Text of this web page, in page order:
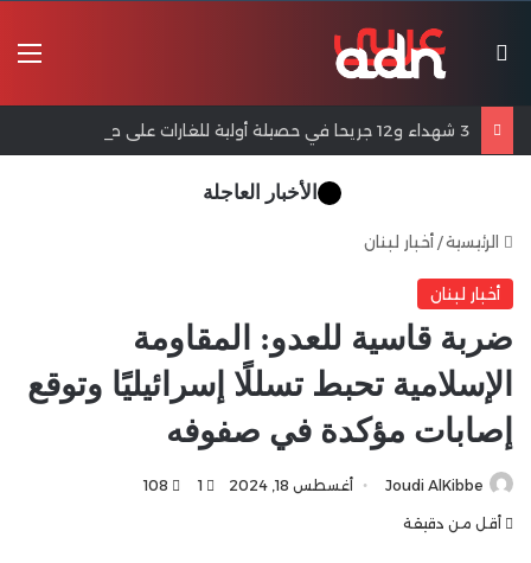
بحث عن
الأخبار العاجلة
الرئيسية/ أخبار لبنان
أخبار لبنان
ضربة قاسية للعدو: المقاومة
الإسلامية تحبط تسللًا إسرائيليًا وتوقع
إصابات مؤكدة في صفوفه
Joudi AlKibbe أغسطس 18, 2024 1
108
أقل من دقيقة